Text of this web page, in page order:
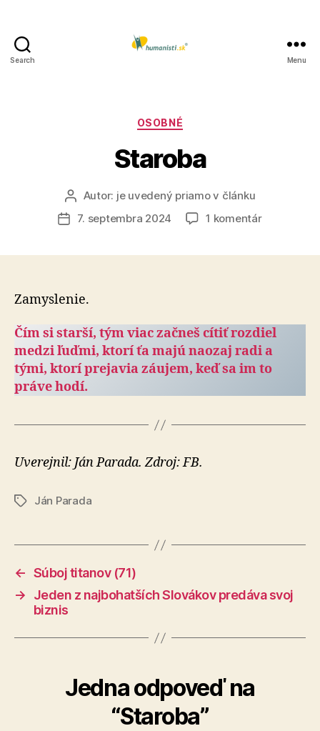
Search Menu
Kategórie
OSOBNÉ
Staroba
Autor
článku
Autor: je uvedený priamo v článku
Dátum
7. septembra 2024 1 komentárna
Zamyslenie.
Čím si starší, tým viac začneš cítiť rozdiel
medzi ľuďmi, ktorí ťa majú naozaj radi a
tými, ktorí prejavia záujem, keď sa im to
práve hodí.
Uverejnil: Ján Parada. Zdroj: FB.
ZnačkyJán Parada
← Súboj titanov (71)
→
Jeden z najbohatších Slovákov predáva svoj
biznis
Jedna odpoveď na
“Staroba”